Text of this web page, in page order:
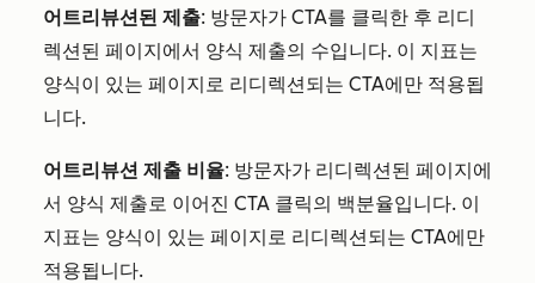
어트리뷰션된 제출: 방문자가 CTA를 클릭한 후 리디
렉션된 페이지에서 양식 제출의 수입니다. 이 지표는
양식이 있는 페이지로 리디렉션되는 CTA에만 적용됩
니다.
어트리뷰션 제출 비율: 방문자가 리디렉션된 페이지에
서 양식 제출로 이어진 CTA 클릭의 백분율입니다. 이
지표는 양식이 있는 페이지로 리디렉션되는 CTA에만
적용됩니다.